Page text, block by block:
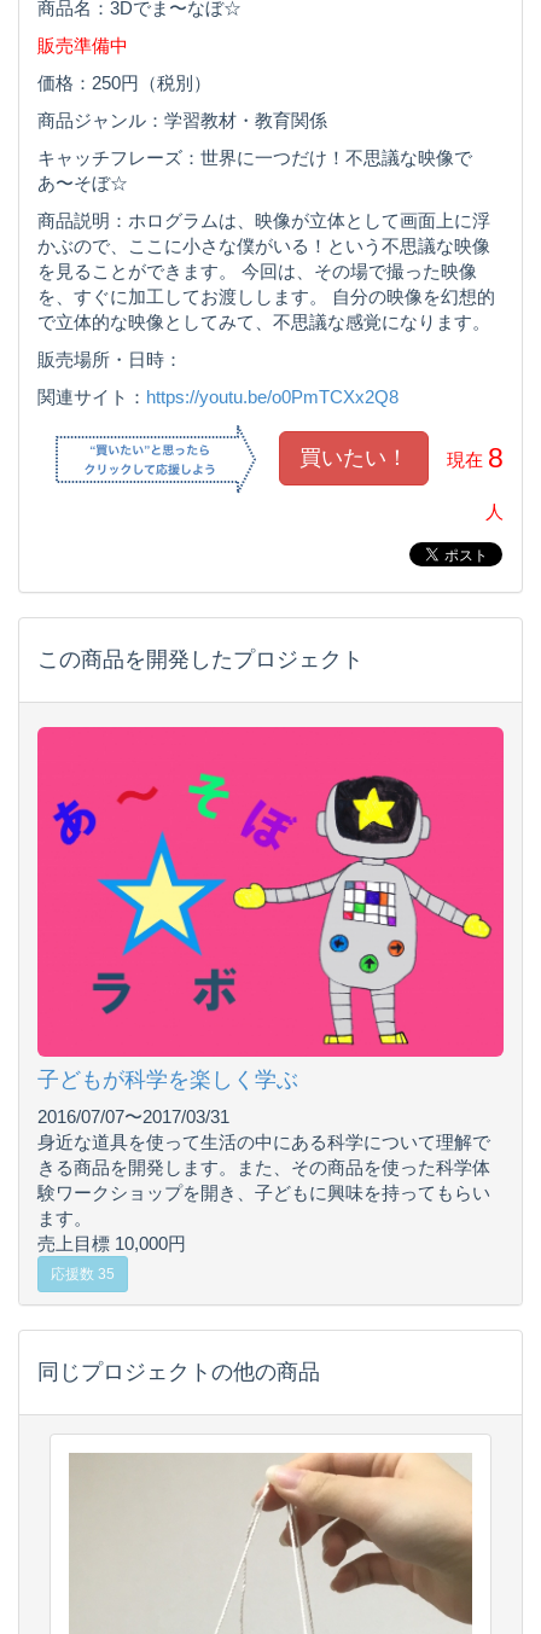
商品名：3Dでま〜なぼ☆
販売準備中
価格：250円（税別）
商品ジャンル：学習教材・教育関係
キャッチフレーズ：世界に一つだけ！不思議な映像で
あ〜そぼ☆
商品説明：ホログラムは、映像が立体として画面上に浮
かぶので、ここに小さな僕がいる！という不思議な映像
を見ることができます。 今回は、その場で撮った映像
を、すぐに加工してお渡しします。 自分の映像を幻想的
で立体的な映像としてみて、不思議な感覚になります。
販売場所・日時：
関連サイト： https://youtu.be/o0PmTCXx2Q8
現在 8
人
この商品を開発したプロジェクト
子どもが科学を楽しく学ぶ
2016/07/07〜2017/03/31
身近な道具を使って生活の中にある科学について理解で
きる商品を開発します。また、その商品を使った科学体
験ワークショップを開き、子どもに興味を持ってもらい
ます。
売上目標 10,000円
応援数 35
同じプロジェクトの他の商品